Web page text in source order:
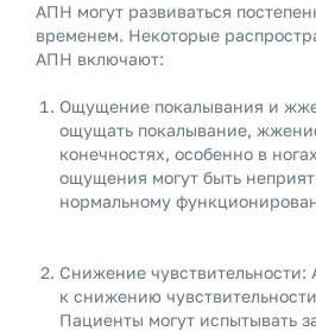
АПН могут развиваться
временем. Некоторые
АПН включают:
Ощущение покалывания и
ощущать покалывание,
конечностях, особенно в
ощущения могут быть
нормальному
Снижение
к снижению
Пациенты могут испытывать